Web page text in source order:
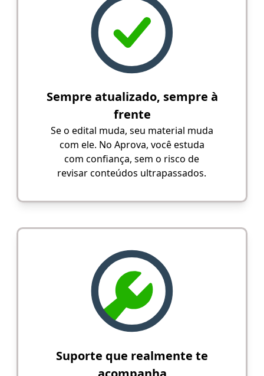
Sempre atualizado, sempre à
frente
Se o edital muda, seu material muda
com ele. No Aprova, você estuda
com confiança, sem o risco de
revisar conteúdos ultrapassados.
Suporte que realmente te